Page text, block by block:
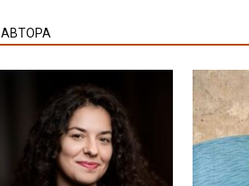
АВТОРА